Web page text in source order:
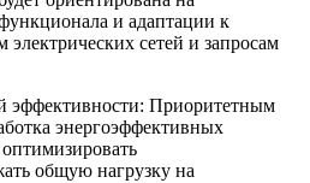
и адаптации к
сетей и запросам
эффективности: Приоритетным
энергоэффективных
общую нагрузку на